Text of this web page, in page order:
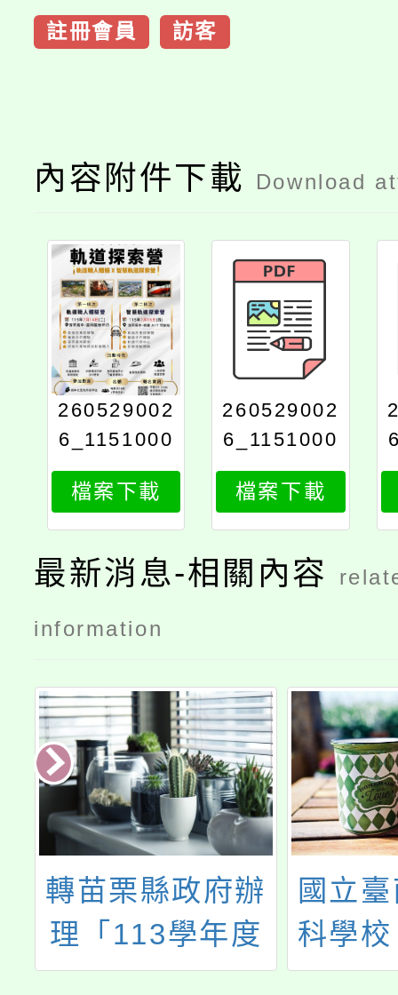
註冊會員 訪客
內容附件下載 Download
260529002
6_1151000
068_attach
1
檔案下載
260529002
6_1151000
068_attach
2
檔案下載
最新消息-相關內容
information
轉苗栗縣政府辦
理「113學年度
國民中小學中介
國立
科學
護人